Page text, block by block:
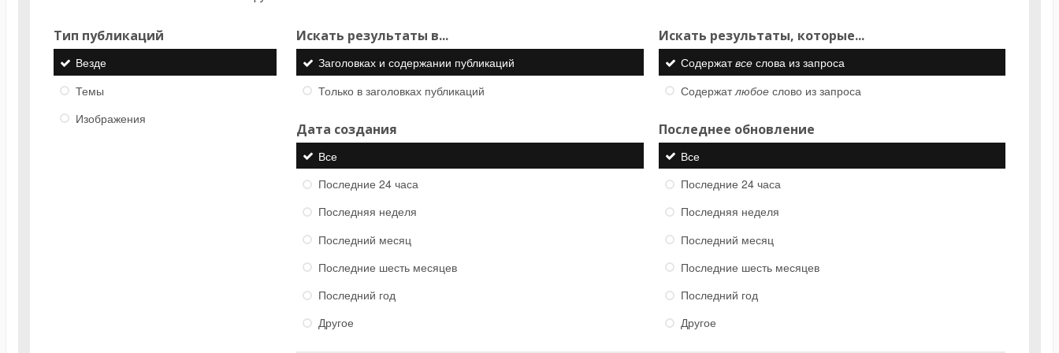
Тип публикаций
Везде
Темы
Изображения
Искать результаты в...
Заголовках и содержании публикаций
Только в заголовках публикаций
Искать результаты, которые...
Содержатвсеслова из запроса
Содержатлюбоеслово из запроса
Дата создания
Все
Последние 24 часа
Последняя неделя
Последний месяц
Последние шесть месяцев
Последний год
Другое
Последнее обновление
Все
Последние 24 часа
Последняя неделя
Последний месяц
Последние шесть месяцев
Последний год
Другое